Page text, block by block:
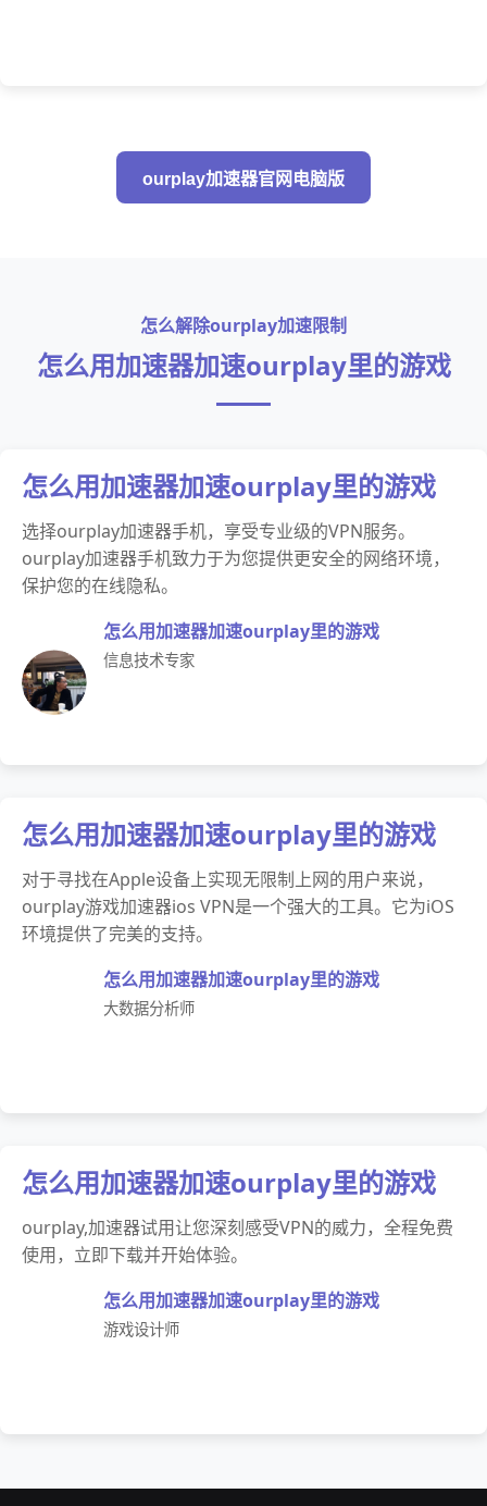
ourplay加速器官网电脑版
怎么解除ourplay加速限制
怎么用加速器加速ourplay里的游戏
怎么用加速器加速ourplay里的游戏
选择ourplay加速器手机，享受专业级的VPN服务。
ourplay加速器手机致力于为您提供更安全的网络环境，
保护您的在线隐私。
怎么用加速器加速ourplay里的游戏
信息技术专家
怎么用加速器加速ourplay里的游戏
对于寻找在Apple设备上实现无限制上网的用户来说，
ourplay游戏加速器ios VPN是一个强大的工具。它为iOS
环境提供了完美的支持。
怎么用加速器加速ourplay里的游戏
大数据分析师
怎么用加速器加速ourplay里的游戏
ourplay,加速器试用让您深刻感受VPN的威力，全程免费
使用，立即下载并开始体验。
怎么用加速器加速ourplay里的游戏
游戏设计师